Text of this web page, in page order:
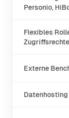
Personio,
Flexibles
Zugriffsrechte
Externe